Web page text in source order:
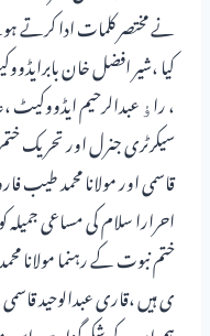
نے مختصر کلمات ادا کرتے
کیا ،شیر افضل خان
، راﺅ عبدالرحیم ایڈووکیٹ
سیکرٹری جنرل اور تحریک
قاسمی اور مولانا محمد طیب
احرارا سلام کی مساعی
ختم نبوت کے رہنما مولانا
ی ہیں ،قاری عبدالوحید